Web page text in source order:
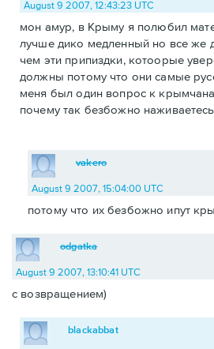
August 9 2007, 12:43:23 UTC
мон амур, в Крыму я полюбил
лучше дико медленный но все же
чем эти припиздки, котоорые
должны потому что они самые
меня был один вопрос к
почему так безбожно
vakero
August 9 2007, 15:04:00 UTC
потому что их безбожно ипут
odgatka
August 9 2007, 13:10:41 UTC
с возвращением)
blackabbat